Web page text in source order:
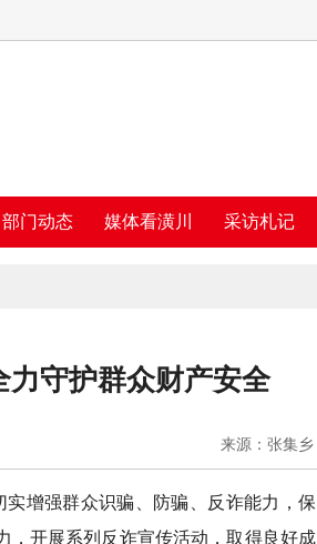
部门动态 媒体看潢川 采访札记
守护群众财产安全
来源：张集乡
增强群众识骗、防骗、反诈能力，保
，开展系列反诈宣传活动，取得良好成